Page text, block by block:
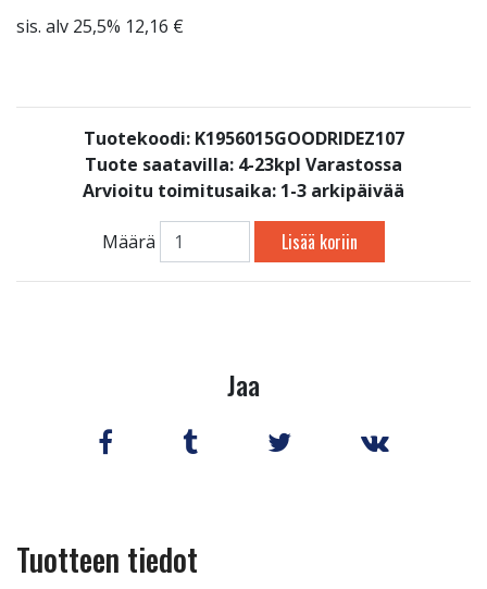
sis. alv 25,5% 12,16 €
Tuotekoodi: K1956015GOODRIDEZ107
Tuote saatavilla: 4-23kpl Varastossa
Arvioitu toimitusaika: 1-3 arkipäivää
Määrä Lisää koriin
Jaa
Tuotteen tiedot